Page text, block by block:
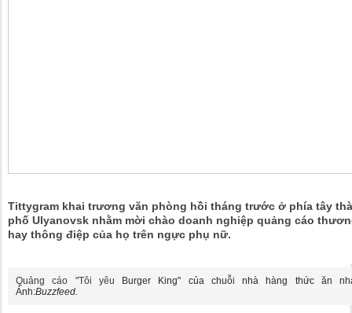
Tittygram khai trương văn phòng hồi tháng trước ở phía tây
phố Ulyanovsk nhằm mời chào doanh nghiệp quảng cáo
hay thông điệp của họ trên ngực phụ nữ.
Quảng cáo "Tôi yêu
Burger King" của chuỗi nhà hàng thức ăn
Ảnh:Buzzfeed.